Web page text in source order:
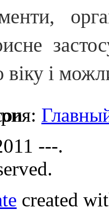
віку і
---.
created